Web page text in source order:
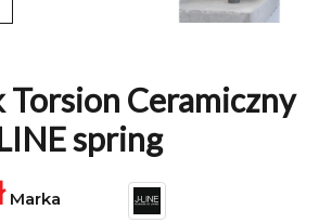
Torsion Ceramiczny
spring
Marka